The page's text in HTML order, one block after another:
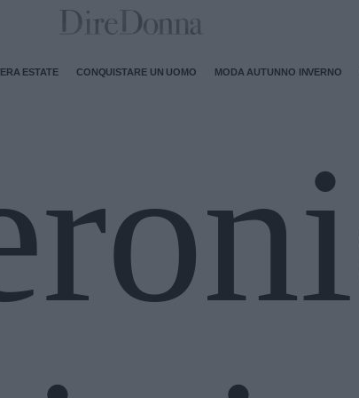
ESTATE CONQUISTARE UN UOMO MODA AUTUNNO INVERNO